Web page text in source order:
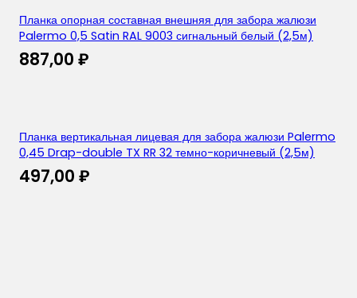
Планка опорная составная внешняя для забора жалюзи
Palermo 0,5 Satin RAL 9003 сигнальный белый (2,5м)
887,00 ₽
Планка вертикальная лицевая для забора жалюзи Palermo
0,45 Drap-double TX RR 32 темно-коричневый (2,5м)
497,00 ₽